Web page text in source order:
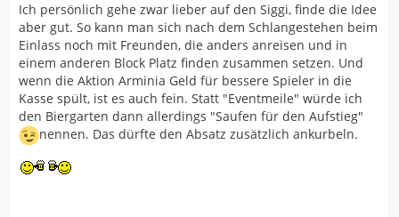
Ich persönlich gehe zwar lieber auf den Siggi, finde die Idee
aber gut. So kann man sich nach dem Schlangestehen beim
Einlass noch mit Freunden, die anders anreisen und in
einem anderen Block Platz finden zusammen setzen. Und
wenn die Aktion Arminia Geld für bessere Spieler in die
Kasse spült, ist es auch fein. Statt "Eventmeile" würde ich
den Biergarten dann allerdings "Saufen für den Aufstieg"
nennen. Das dürfte den Absatz zusätzlich ankurbeln.